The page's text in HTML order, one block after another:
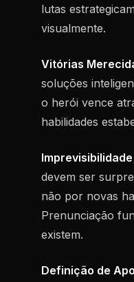
lutas
visualmente.
Vitórias
soluções
o herói vence
habilidades
devem ser
não por novas
Prenunciação
existem.
Definição de